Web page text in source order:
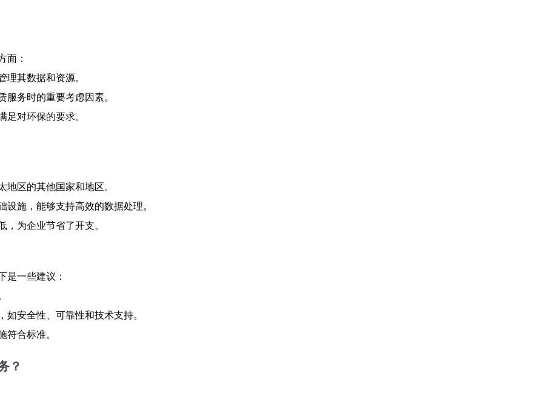
面：
其数据和资源。
务时的重要考虑因素。
对环保的要求。
区的其他国家和地区。
施，能够支持高效的数据处理。
为企业节省了开支。
是一些建议：
安全性、可靠性和技术支持。
符合标准。
？